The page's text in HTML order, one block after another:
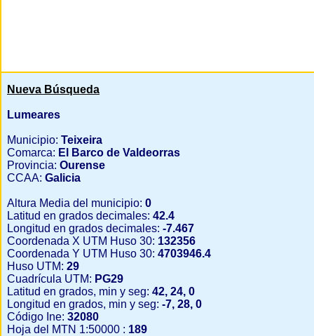
Nueva Búsqueda
Lumeares
Municipio: Teixeira
Comarca: El Barco de Valdeorras
Provincia: Ourense
CCAA: Galicia
Altura Media del municipio: 0
Latitud en grados decimales: 42.4
Longitud en grados decimales: -7.467
Coordenada X UTM Huso 30: 132356
Coordenada Y UTM Huso 30: 4703946.4
Huso UTM: 29
Cuadrícula UTM: PG29
Latitud en grados, min y seg: 42, 24, 0
Longitud en grados, min y seg: -7, 28, 0
Código Ine: 32080
Hoja del MTN 1:50000 : 189